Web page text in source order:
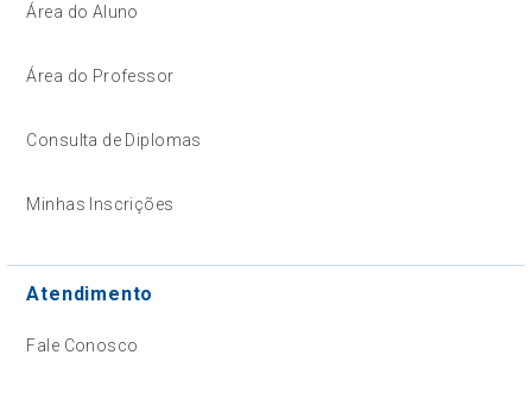
Área do Aluno
Área do Professor
Consulta de Diplomas
Minhas Inscrições
Atendimento
Fale Conosco